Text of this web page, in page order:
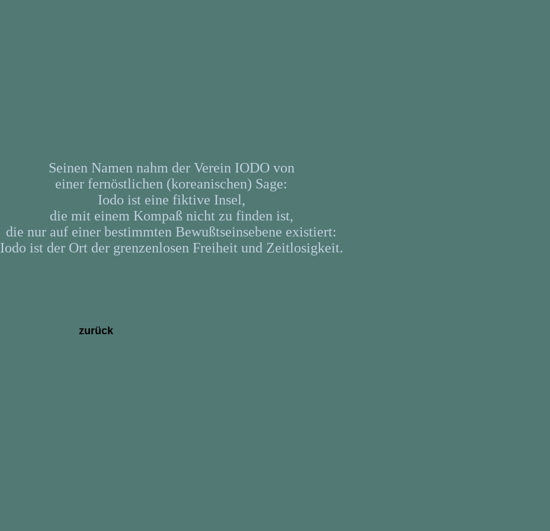
Seinen Namen nahm der Verein IODO von
einer fernöstlichen (koreanischen) Sage:
Iodo ist eine fiktive Insel,
die mit einem Kompaß nicht zu finden ist,
die nur auf einer bestimmten Bewußtseinsebene existiert:
Iodo ist der Ort der grenzenlosen Freiheit und Zeitlosigkeit.
zurück